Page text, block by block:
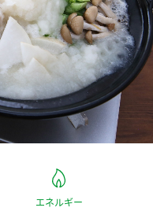
ぽん酢
鍋用調味料
中華エネルギー